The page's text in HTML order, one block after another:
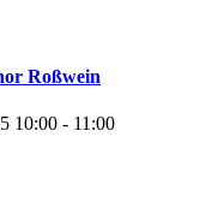
Roßwein
10:00 - 11:00